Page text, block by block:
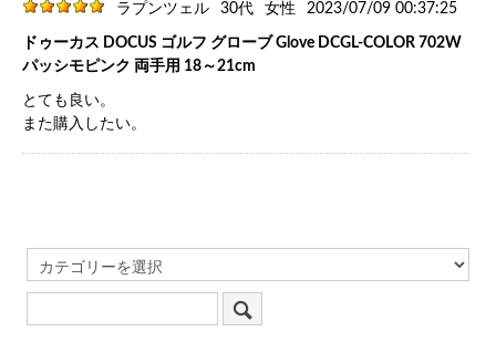
ラプンツェル 30代 女性 2023/07/09 00:37:25
ドゥーカス DOCUS ゴルフ グローブ Glove DCGL-COLOR 702W
パッシモピンク 両手用 18～21cm
とても良い。
また購入したい。